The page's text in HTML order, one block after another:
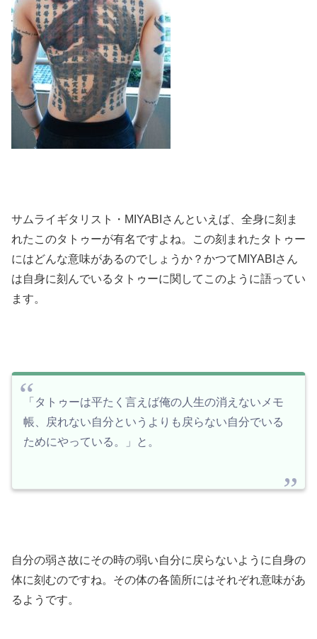
サムライギタリスト・MIYABIさんといえば、全身に刻ま
れたこのタトゥーが有名ですよね。この刻まれたタトゥー
にはどんな意味があるのでしょうか？かつてMIYABIさん
は自身に刻んでいるタトゥーに関してこのように語ってい
ます。
「タトゥーは平たく言えば俺の人生の消えないメモ
帳、戻れない自分というよりも戻らない自分でいる
ためにやっている。」と。
自分の弱さ故にその時の弱い自分に戻らないように自身の
体に刻むのですね。その体の各箇所にはそれぞれ意味があ
るようです。